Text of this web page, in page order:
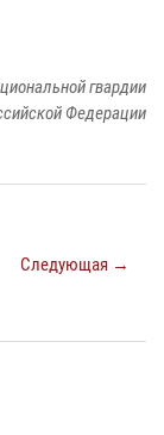
гвардии
Федерации
Следующая →